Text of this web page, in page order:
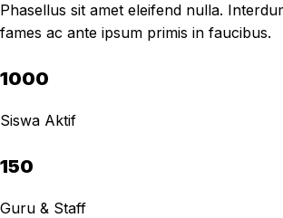
Phasellus sit amet eleifend nulla.
fames ac ante ipsum primis in faucibus.
1000
Siswa Aktif
150
Guru & Staff